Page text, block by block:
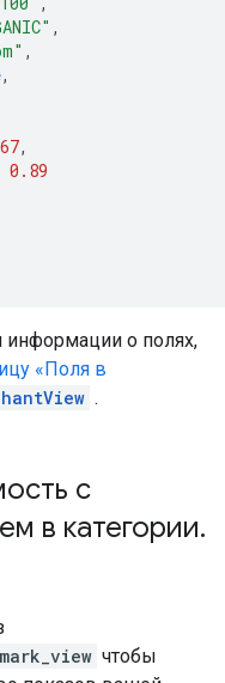
,
,
,
,
0.89
информации о полях,
«Поля в
.
с
в категории.
чтобы